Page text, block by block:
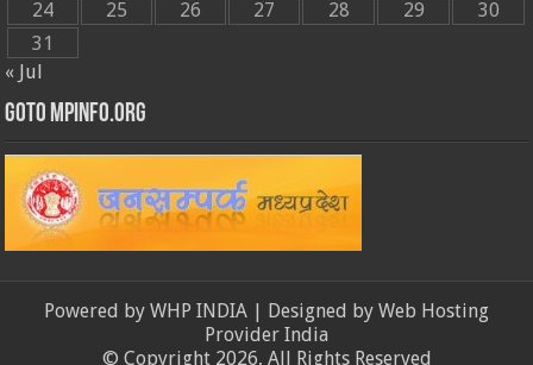
24
25 26 27 28 29
30
31
« Jul
GOTO MPINFO.ORG
Powered by WHP INDIA | Designed by Web Hosting
Provider India
© Copyright 2026, All Rights Reserved